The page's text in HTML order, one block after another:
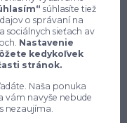
raz za 14 dní.
Prihlásiť sa
zasielania newslettera.
súhlasíte tiež
o správaní na
sociálnych sieťach av
Nastavenie
kedykoľvek
stránok.
Naša ponuka
vám navyše nebude
nezaujíma.